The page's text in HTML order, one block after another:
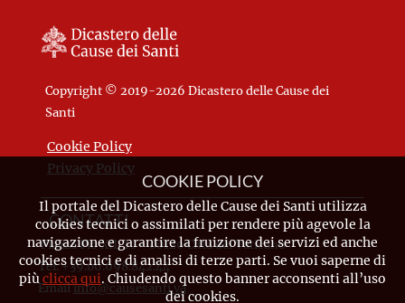
Copyright © 2019-2026 Dicastero delle Cause dei
Santi
Cookie Policy
Privacy Policy
CONTATTI
Piazza Pio XII, 10 - 00120 Città del Vaticano
Tel. +39.06.698.842.44
Emailinfo@causesanti.va
COOKIE POLICY
Il portale del Dicastero delle Cause dei Santi utilizza
cookies tecnici o assimilati per rendere più agevole la
navigazione e garantire la fruizione dei servizi ed anche
cookies tecnici e di analisi di terze parti. Se vuoi saperne di
piùclicca qui. Chiudendo questo banner acconsenti all’uso
dei cookies.